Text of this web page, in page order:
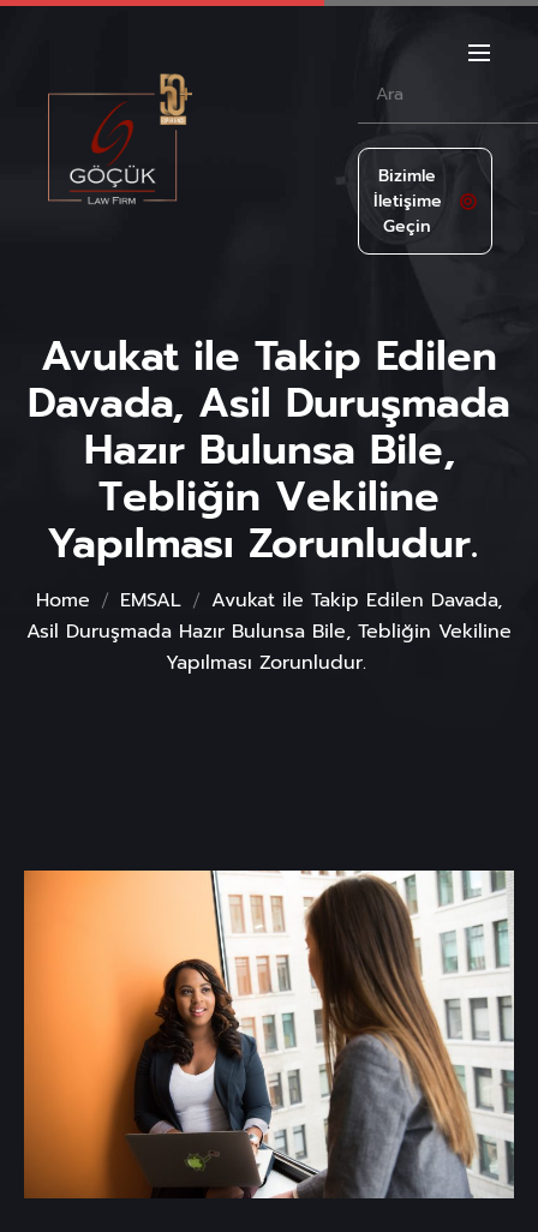
Bizimle
İletişime
Geçin
Avukat ile Takip Edilen
Davada, Asil Duruşmada
Hazır Bulunsa Bile,
Tebliğin Vekiline
Yapılması Zorunludur.
Home EMSAL
Avukat ile Takip Edilen Davada,
Asil Duruşmada Hazır Bulunsa Bile, Tebliğin Vekiline
Yapılması Zorunludur.